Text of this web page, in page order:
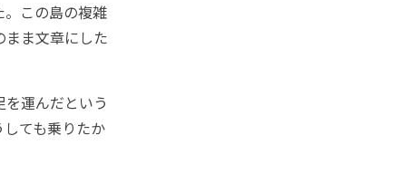
。この島の複雑
ま文章にした
運んだという
ても乗りたか